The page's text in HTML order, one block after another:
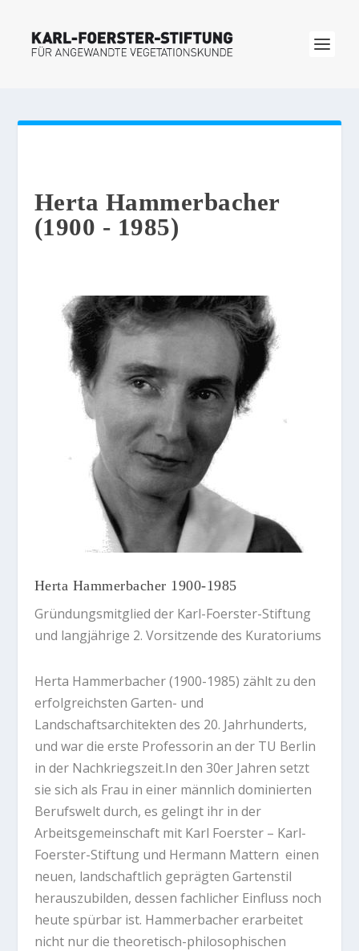
Herta Hammerbacher
(1900 - 1985)
Herta Hammerbacher 1900-1985
Gründungsmitglied der Karl-Foerster-Stiftung
und langjährige 2. Vorsitzende des Kuratoriums
Herta Hammerbacher (1900-1985) zählt zu den
erfolgreichsten Garten- und
Landschaftsarchitekten des 20. Jahrhunderts,
und war die erste Professorin an der TU Berlin
in der Nachkriegszeit.In den 30er Jahren setzt
sie sich als Frau in einer männlich dominierten
Berufswelt durch, es gelingt ihr in der
Arbeitsgemeinschaft mit Karl Foerster – Karl-
Foerster-Stiftungund Hermann Mattern einen
neuen, landschaftlich geprägten Gartenstil
herauszubilden, dessen fachlicher Einfluss noch
heute spürbar ist. Hammerbacher erarbeitet
nicht nur die theoretisch-philosophischen